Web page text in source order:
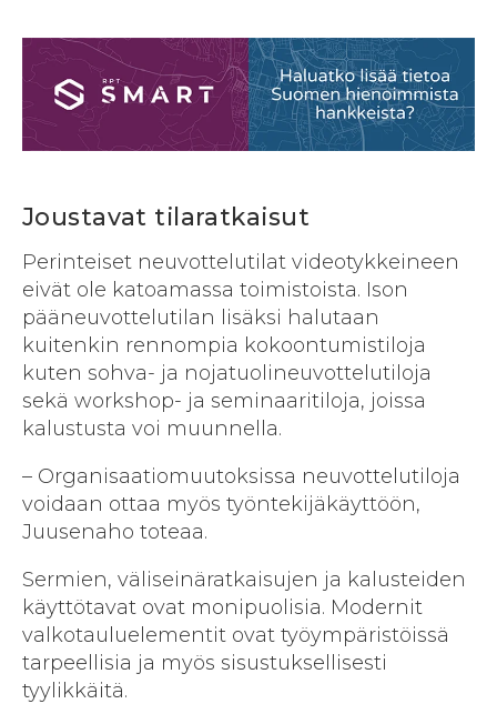
Joustavat tilaratkaisut
Perinteiset neuvottelutilat videotykkeineen
eivät ole katoamassa toimistoista. Ison
pääneuvottelutilan lisäksi halutaan
kuitenkin rennompia kokoontumistiloja
kuten sohva- ja nojatuolineuvottelutiloja
sekä workshop- ja seminaaritiloja, joissa
kalustusta voi muunnella.
– Organisaatiomuutoksissa neuvottelutiloja
voidaan ottaa myös työntekijäkäyttöön,
Juusenaho toteaa.
Sermien, väliseinäratkaisujen ja kalusteiden
käyttötavat ovat monipuolisia. Modernit
valkotauluelementit ovat työympäristöissä
tarpeellisia ja myös sisustuksellisesti
tyylikkäitä.